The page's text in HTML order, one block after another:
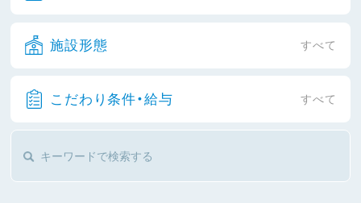
施設形態 すべて
こだわり条件・給与 すべて